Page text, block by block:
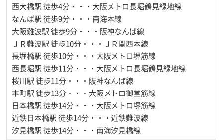
西大橋駅徒歩4分・・・大阪メトロ長堀鶴見緑地線
なんば駅徒歩9分・・・南海本線
大阪難波駅徒歩9分・・・阪神なんば線
ＪＲ難波駅徒歩10分・・・ＪＲ関西本線
長堀橋駅徒歩10分・・・大阪メトロ堺筋線
西長堀駅徒歩11分・・・大阪メトロ長堀鶴見緑地線
桜川駅徒歩11分・・・阪神なんば線
本町駅徒歩13分・・・大阪メトロ御堂筋線
日本橋駅徒歩14分・・・大阪メトロ堺筋線
近鉄日本橋駅徒歩14分・・・近鉄難波線
汐見橋駅徒歩14分・・・南海汐見橋線